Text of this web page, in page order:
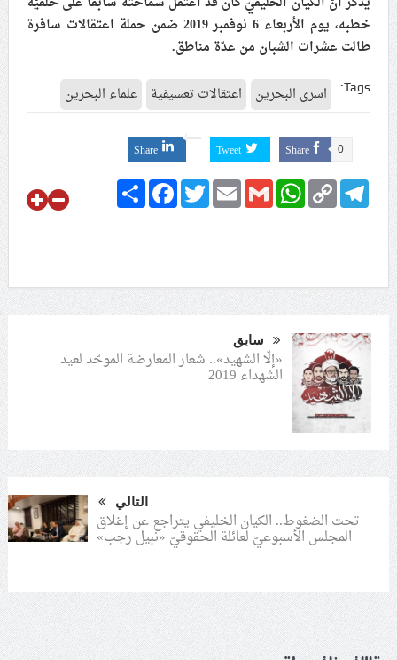
علماء البحرين: طلب الترخيص والإجازة من السلطة في
ممارسة الشعائر الحسينيّة هو في حقيقته محاربة لقضيّة
لجنة مراسم الوداع والتشييع ومواراة الجثمان للإمام الشهيد
إيران والعراق
خطبه، يوم الأربعاء 6 نوفمبر 2019 ضمن حملة اعتقالات سافرة
طالت عشرات الشبان من عدّة مناطق.
Tags: اسرى البحرين اعتقالات تعسيفية علماء البحرين
Share 0
Tweet
Share
ShareFacebookTwitterEmailGmail
WhatsApp Copy
Link
Telegram
سابق
«إلّا الشهيد».. شعار المعارضة الموحّد لعيد
الشهداء 2019
التالي
تحت الضغوط.. الكيان الخليفي يتراجع عن إغلاق
المجلس الأسبوعيّ لعائلة الحقوقيّ «نبيل رجب»